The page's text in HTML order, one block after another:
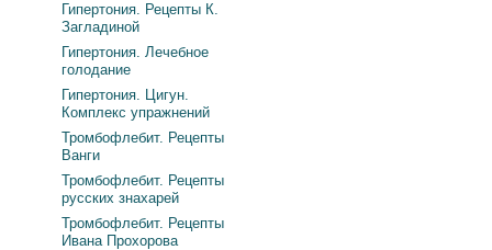
Гипертония. Рецепты К.
Загладиной
Гипертония. Лечебное
голодание
Гипертония. Цигун.
Комплекс упражнений
Тромбофлебит. Рецепты
Ванги
Тромбофлебит. Рецепты
русских знахарей
Тромбофлебит. Рецепты
Ивана Прохорова